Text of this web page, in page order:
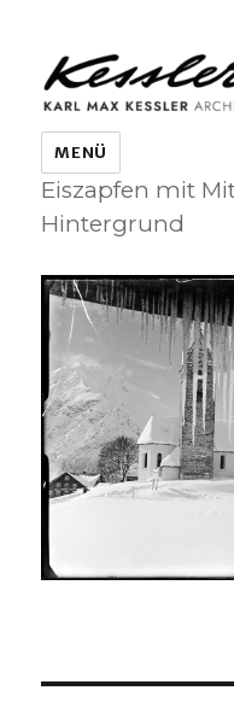
KARL MAX
MENÜ
Eiszapfen mit
Hintergrund